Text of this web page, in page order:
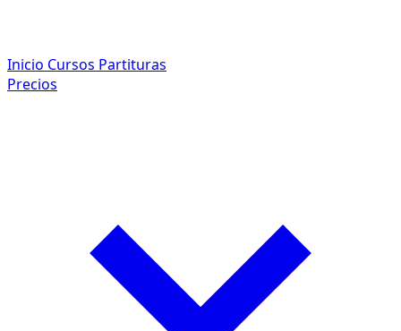
Inicio Cursos Partituras
Precios